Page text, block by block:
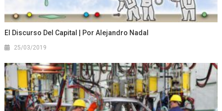
El Discurso Del Capital | Por Alejandro Nadal
25/03/2019